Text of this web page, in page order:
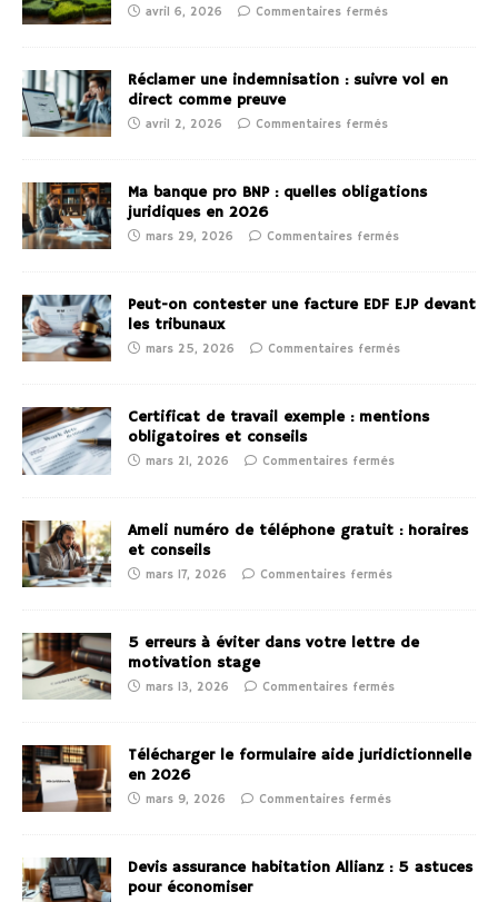
avril 6, 2026 Commentaires fermés
Réclamer une indemnisation : suivre vol en
direct comme preuve
avril 2, 2026 Commentaires fermés
Ma banque pro BNP : quelles obligations
juridiques en 2026
mars 29, 2026 Commentaires fermés
Peut-on contester une facture EDF EJP devant
les tribunaux
mars 25, 2026 Commentaires fermés
Certificat de travail exemple : mentions
obligatoires et conseils
mars 21, 2026 Commentaires fermés
Ameli numéro de téléphone gratuit : horaires
et conseils
mars 17, 2026 Commentaires fermés
5 erreurs à éviter dans votre lettre de
motivation stage
mars 13, 2026 Commentaires fermés
Télécharger le formulaire aide juridictionnelle
en 2026
mars 9, 2026 Commentaires fermés
Devis assurance habitation Allianz : 5 astuces
pour économiser